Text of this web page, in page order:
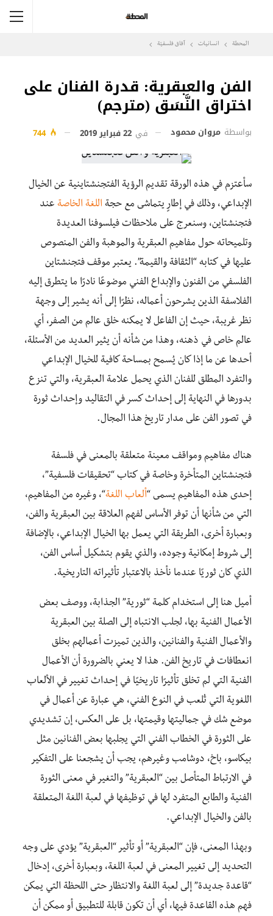
المحطة انسانيات آفاق فلسفيّة‎
الفن والعبقرية: قدرة الفنان على
اختراق النَّسَق (مترجم)
بواسطة مروان محمود في 22 فبراير 2019 744
سأعتزم في هذه الورقة تقديم الرؤية الفتجنشتاينية عن الخيال
الإبداعي، وذلك في إطارٍ يتماشى مع حجة اللغة الخاصة عند
فتجنشتاين، وسنعرج على ملاحظات فيلسوفنا العديدة
وتلميحاته حول مفاهيم العبقرية والموهبة والفن المنصوص
عليها في كتابه “الثقافة والقيمة”. يعتبر موقف فتجنشتاين
الفلسفي من الفنون والإبداع الفني موضوعًا نادرًا ما يتطرق إليه
الفلاسفة الذين يشرحون أعماله، نظرًا إلى أنه يشير إلى وجهة
نظر غريبة، حيث إن الفاعل لا يمكنه خلق عالم من الصفر، أي
عالم خاص في ذهنه، وهذا من شأنه أن يثير العديد من الأسئلة،
أحدها عن ما إذا كان يُسمح بمساحة كافية للخيال الإبداعي
والتفرد المطلق للفنان الذي يحمل علامة العبقرية، والتي تنزع
بدورها في النهاية إلى إحداث كسر في التقاليد وإحداث ثورة
في تصور الفن على مدار تاريخ هذا المجال.
هناك مفاهيم ومواقف معينة متعلقة بالمعنى في فلسفة
فتجنشتاين المتأخرة وخاصة في كتاب “تحقيقات فلسفية”،
إحدى هذه المفاهيم يسمى “ألعاب اللغة“، وغيره من المفاهيم،
التي من شأنها أن توفر الأساس لفهم العلاقة بين العبقرية والفن،
وبعبارة أخرى، الطريقة التي يعمل بها الخيال الإبداعي، بالإضافة
إلى شروط إمكانية وجوده، والذي يقوم بتشكيل أساس الفن،
الذي كان ثوريًا عندما نأخذ بالاعتبار تأثيراته التاريخية.
أميل هنا إلى استخدام كلمة “ثورية” الجذابة، ووصف بعض
الأعمال الفنية بها، لجلب الانتباه إلى الصلة بين العبقرية
والأعمال الفنية والفنانين، والذين تميزت أعمالهم بخلق
انعطافات في تاريخ الفن. هذا لا يعني بالضرورة أن الأعمال
الفنية التي لم تخلق تأثيرًا تاريخيًا في إحداث تغيير في الألعاب
اللغوية التي تُلعب في النوع الفني، هي عبارة عن أعمال في
موضع شك في جماليتها وقيمتها، بل على العكس، إن تشديدي
على الثورة في الخطاب الفني التي يجلبها بعض الفنانين مثل
بيكاسو، باخ، دوشامب وغيرهم، يجب أن يشجعنا على التفكير
في الارتباط المتأصل بين “العبقرية” والتغير في معنى الثورة
الفنية والطابع المتفرد لها في توظيفها في لعبة اللغة المتعلقة
بالفن والخيال الإبداعي.
وبهذا المعنى، فإن “العبقرية” أو تأثير “العبقرية” يؤدي على وجه
التحديد إلى تغيير المعنى في لعبة اللغة، وبعبارة أخرى، إدخال
“قاعدة جديدة” إلى لعبة اللغة والانتظار حتى اللحظة التي يمكن
فهم هذه القاعدة فيها، أي أن تكون قابلة للتطبيق أو ممكن أن